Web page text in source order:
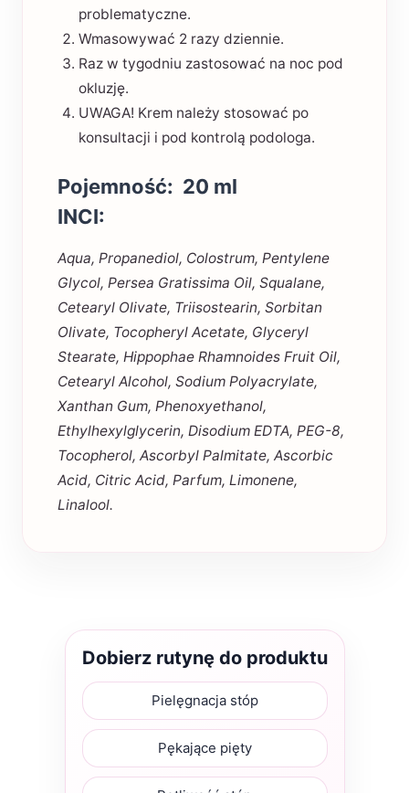
problematyczne.
Wmasowywać 2 razy dziennie.
Raz w tygodniu zastosować na noc pod
okluzję.
UWAGA! Krem należy stosować po
konsultacji i pod kontrolą podologa.
Pojemność: 20 ml
INCI:
Aqua, Propanediol, Colostrum, Pentylene
Glycol, Persea Gratissima Oil, Squalane,
Cetearyl Olivate, Triisostearin, Sorbitan
Olivate, Tocopheryl Acetate, Glyceryl
Stearate, Hippophae Rhamnoides Fruit Oil,
Cetearyl Alcohol, Sodium Polyacrylate,
Xanthan Gum, Phenoxyethanol,
Ethylhexylglycerin, Disodium EDTA, PEG-8,
Tocopherol, Ascorbyl Palmitate, Ascorbic
Acid, Citric Acid, Parfum, Limonene,
Linalool.
Dobierz rutynę do produktu
Pielęgnacja stóp
Pękające pięty